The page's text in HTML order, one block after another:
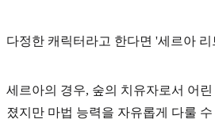
다정한 캐릭터라고 한다면 '세르아 리
세르아의 경우, 숲의 치유자로서 어
졌지만 마법 능력을 자유롭게 다룰